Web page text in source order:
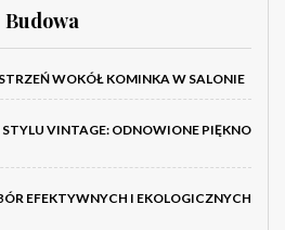
Budowa
WOKÓŁ KOMINKA W SALONIE
VINTAGE: ODNOWIONE PIĘKNO
EFEKTYWNYCH I EKOLOGICZNYCH